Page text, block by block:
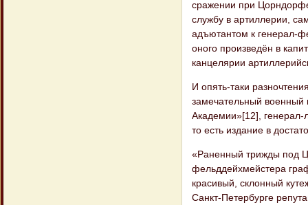
сражении при
службу в артиллерии,
адъютантом к генерал-
оного произведён в
канцелярии
И опять-таки
замечательный
Академии»[12], генерал-
то есть издание в
«Раненный трижды под
фельддейхмейстера
красивый, склонный
Санкт-Петербурге